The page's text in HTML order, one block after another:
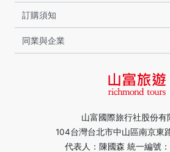
山富國際旅行社股份有
104台灣台北市中山區南京東
代表人：陳國森 統一編號
訂購須知
同業與企業